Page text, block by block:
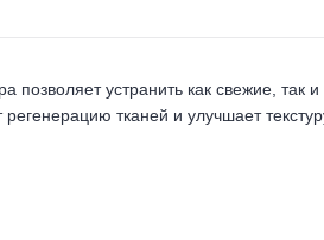
устранить как свежие, так
тканей и улучшает